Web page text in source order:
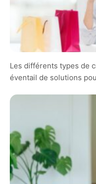
Les différents types de
éventail de solutions